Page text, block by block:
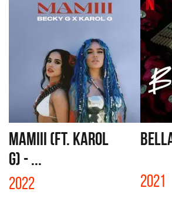
MAMIII (FT. KAROL
G) - ...
2022 2021